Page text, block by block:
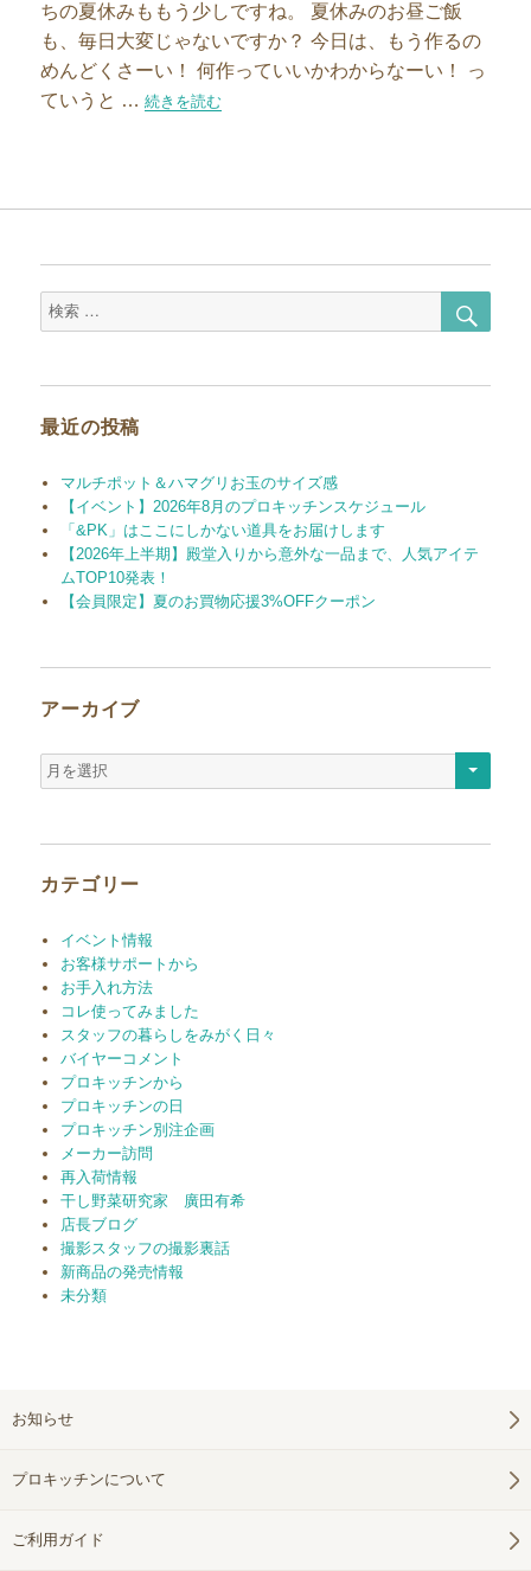
ちの夏休みももう少しですね。 夏休みのお昼ご飯
も、毎日大変じゃないですか？ 今日は、もう作るの
めんどくさーい！ 何作っていいかわからなーい！ っ
ていうと …“夏休みのお助けメニューのお助けグッズ！”の
続きを読む
検
索
最近の投稿
マルチポット＆ハマグリお玉のサイズ感
【イベント】2026年8月のプロキッチンスケジュール
「&PK」はここにしかない道具をお届けします
【2026年上半期】殿堂入りから意外な一品まで、人気アイテ
ムTOP10発表！
【会員限定】夏のお買物応援3%OFFクーポン
アーカイブ
ア
ー
カテゴリー
イベント情報
お客様サポートから
お手入れ方法
コレ使ってみました
スタッフの暮らしをみがく日々
バイヤーコメント
プロキッチンから
プロキッチンの日
プロキッチン別注企画
メーカー訪問
再入荷情報
干し野菜研究家 廣田有希
店長ブログ
撮影スタッフの撮影裏話
新商品の発売情報
未分類
お知らせ
プロキッチンについて
ご利用ガイド